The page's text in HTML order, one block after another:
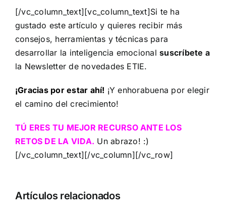
[/vc_column_text][vc_column_text]Si te ha
gustado este artículo y quieres recibir más
consejos, herramientas y técnicas para
desarrollar la inteligencia emocionalsuscríbete a
la Newsletter de novedades ETIE.
¡Gracias por estar ahí! ¡Y enhorabuena por elegir
el camino del crecimiento!
TÚ ERES TU MEJOR RECURSO ANTE LOS
RETOS DE LA VIDA. Un abrazo! :)
[/vc_column_text][/vc_column][/vc_row]
Artículos relacionados
Cómo
gestionar